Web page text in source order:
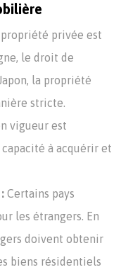
propriété privée est
le droit de
la propriété
stricte.
vigueur est
à acquérir et
Certains pays
les étrangers. En
doivent obtenir
biens résidentiels